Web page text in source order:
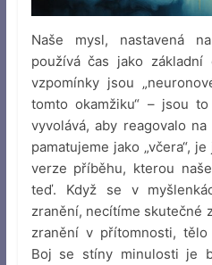
Naše mysl, nastavená
používá čas jako základní
vzpomínky jsou
tomto okamžiku“ – jsou
vyvolává, aby reagovalo
pamatujeme jako „včera“,
verze příběhu, kterou
teď. Když se v
zranění, necítíme skutečné
zranění v přítomnosti,
Boj se stíny minulosti je